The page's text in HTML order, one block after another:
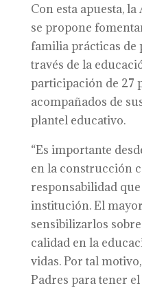
Con esta apuesta,
se propone
familia prácticas de
través de la
participación de 27
acompañados de
plantel educativo.
“Es importante
en la construcción
responsabilidad
institución. El
sensibilizarlos
calidad en la
vidas. Por tal
Padres para tener